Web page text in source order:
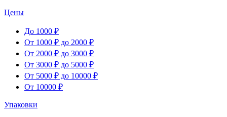
Цены
До 1000 ₽
От 1000 ₽ до 2000 ₽
От 2000 ₽ до 3000 ₽
От 3000 ₽ до 5000 ₽
От 5000 ₽ до 10000 ₽
От 10000 ₽
Упаковки